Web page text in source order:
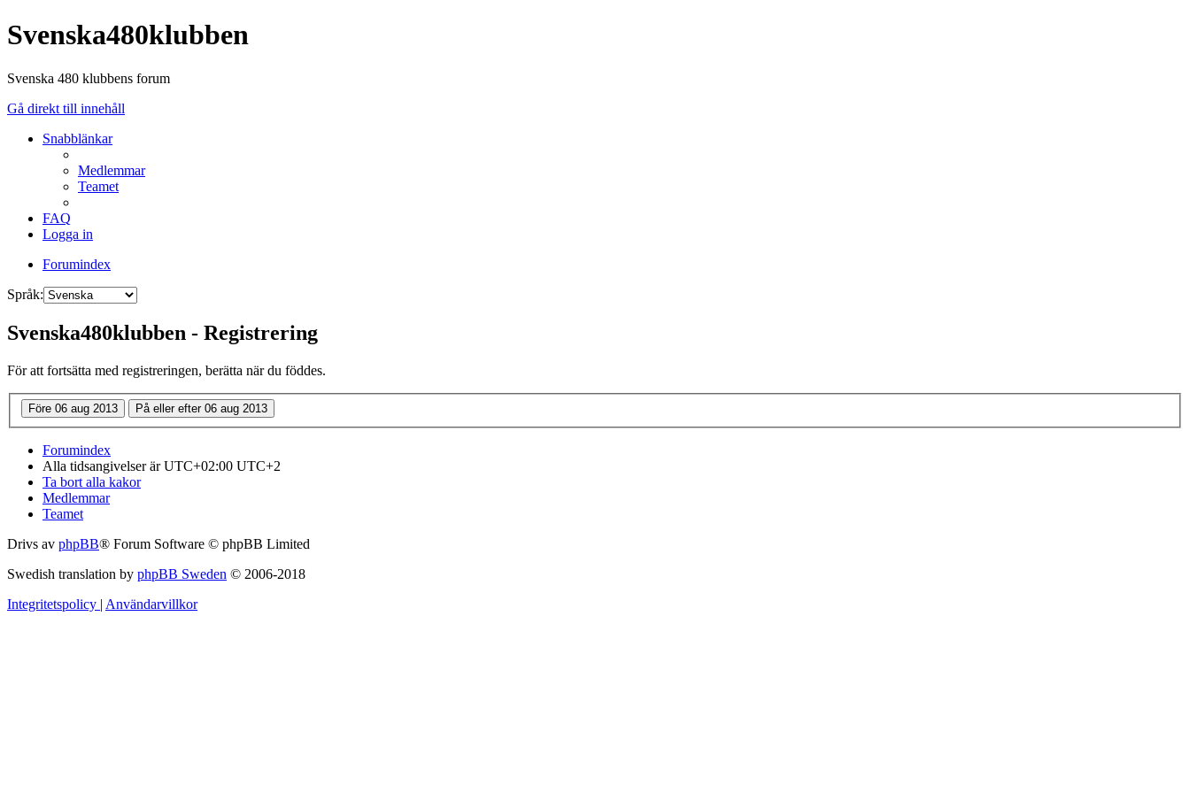
Svenska480klubben
Svenska 480 klubbens forum
Gå direkt till innehåll
Snabblänkar
Medlemmar
Teamet
FAQ
Logga in
Forumindex
Språk:
Svenska480klubben - Registrering
För att fortsätta med registreringen, berätta när du föddes.
Forumindex
Alla tidsangivelser är UTC+02:00 UTC+2
Ta bort alla kakor
Medlemmar
Teamet
Drivs av phpBB® Forum Software © phpBB Limited
Swedish translation by phpBB Sweden © 2006-2018
Integritetspolicy | Användarvillkor